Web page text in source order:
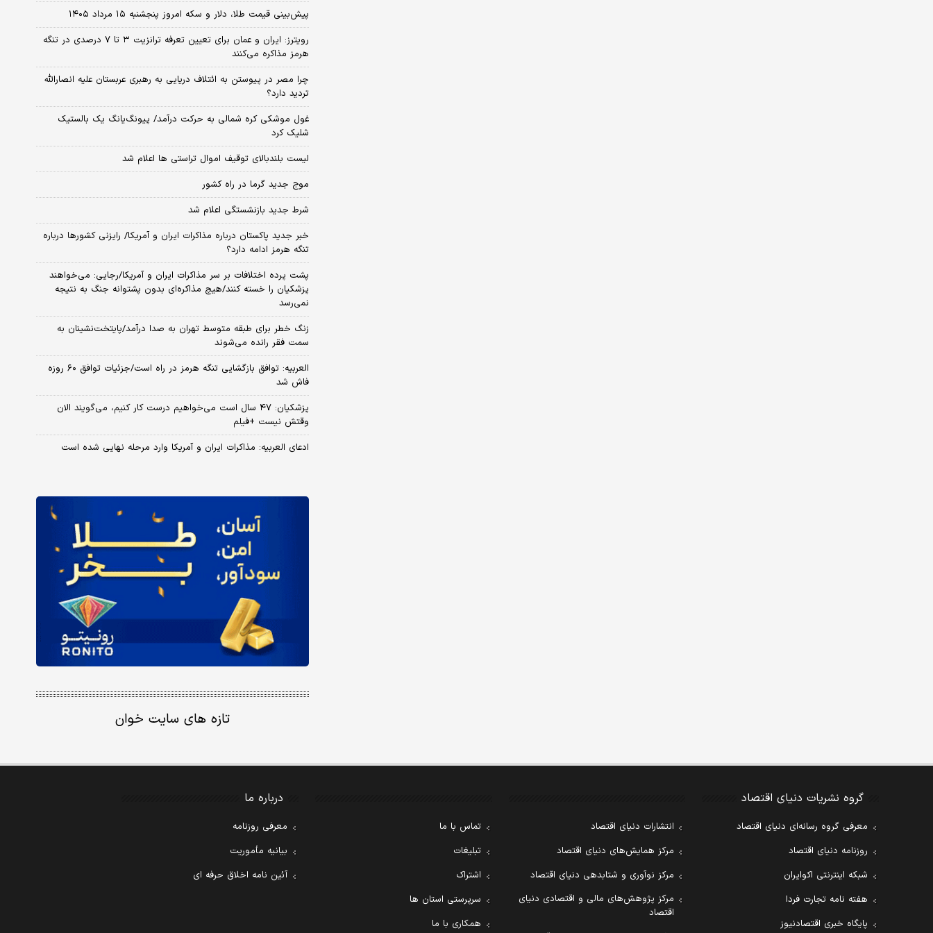
پیش‌بینی قیمت طلا، دلار و سکه امروز پنجشنبه ۱۵ مرداد ۱۴۰۵
رویترز: ایران و عمان برای تعیین تعرفه ترانزیت ۳ تا ۷ درصدی در تنگه
هرمز مذاکره می‌کنند
چرا مصر در پیوستن به ائتلاف دریایی به رهبری عربستان علیه انصارالله
تردید دارد؟
غول موشکی کره شمالی به حرکت درآمد/ پیونگ‌یانگ یک بالستیک
شلیک کرد
لیست بلندبالای توقیف اموال تراستی ها اعلام شد
موج جدید گرما در راه کشور
شرط جدید بازنشستگی اعلام شد
خبر جدید پاکستان درباره مذاکرات ایران و آمریکا/ رایزنی کشورها درباره
تنگه هرمز ادامه دارد؟
پشت پرده اختلافات بر سر مذاکرات ایران و آمریکا/رجایی: می‌خواهند
پزشکیان را خسته کنند/هیچ مذاکره‌ای بدون پشتوانه جنگ به نتیجه
نمی‌رسد
زنگ خطر برای طبقه متوسط تهران به صدا درآمد/پایتخت‌نشینان به
سمت فقر رانده می‌شوند
العربیه: توافق بازگشایی تنگه هرمز در راه است/جزئیات توافق ۶۰ روزه
فاش شد
پزشکیان: ۴۷ سال است می‌خواهیم درست کار کنیم، می‌گویند الان
وقتش نیست +فیلم
ادعای العربیه: مذاکرات ایران و آمریکا وارد مرحله نهایی شده است
تازه های سایت خوان
گروه نشریات دنیای اقتصاد
معرفی گروه رسانه‌ای دنیای اقتصاد
روزنامه دنیای اقتصاد
شبکه اینترنتی اکوایران
هفته نامه تجارت فردا
پایگاه خبری اقتصادنیوز
انتشارات دنیای اقتصاد
مرکز همایش‌های دنیای اقتصاد
مرکز نوآوری و شتابدهی دنیای اقتصاد
مرکز پژوهش‌های مالی و اقتصادی دنیای
اقتصاد
تماس با ما
تبلیغات
اشتراک
سرپرستی استان ها
همکاری با ما
درباره ما
معرفی روزنامه
بیانیه مأموریت
آئین نامه اخلاق حرفه ای